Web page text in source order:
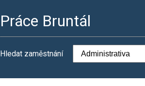
Práce Bruntál
Hledat zaměstnání